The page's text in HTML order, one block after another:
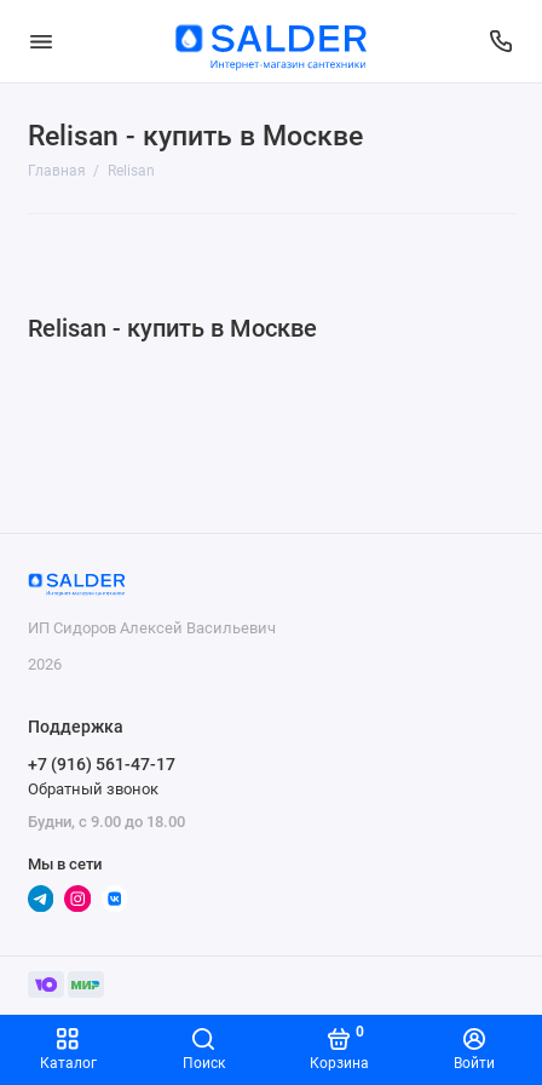
Каталог Поиск Корзина
0
Войти
Relisan - купить в Москве
Главная Relisan
Relisan - купить в Москве
ИП Сидоров Алексей Васильевич
2026
Поддержка
+7 (916) 561-47-17
Обратный звонок
Будни, с 9.00 до 18.00
Мы в сети